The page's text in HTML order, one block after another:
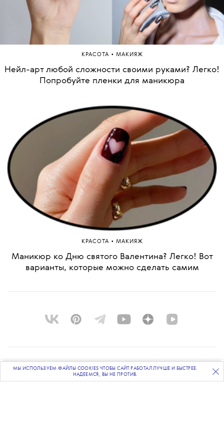
ПОДПИСЫВАЙТЕСЬНА НАШУ ВЕЧЕРНЮЮ РАССЫЛКУ
КРАСОТА • МАКИЯЖ
Нейл-арт любой сложности своими руками? Легко!
Попробуйте пленки для маникюра
КРАСОТА • МАКИЯЖ
Маникюр ко Дню святого Валентина? Легко! Вот
варианты, которые можно сделать самим
О ПРОЕКТЕ
КОМАНДА
МЫ ИСПОЛЬЗУЕМ ФАЙЛЫ COOKIES ЧТОБЫ САЙТ РАБОТАЛ ЛУЧШЕ И БЫСТРЕЕ.
НАДЕЕМСЯ, ВЫ НЕ ПРОТИВ.